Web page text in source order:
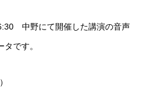
中野にて開催した講演の音声
タです。